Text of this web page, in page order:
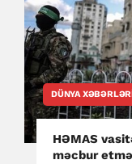
DÜNYA
HƏMAS
məcbur